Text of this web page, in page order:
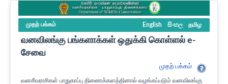
முதற் பக்கம் English සිංහල தமிழ
வனவிலங்கு பங்களாக்கள் ஒதுக்கி கொள்ளல் e-
சேவை
முதற் பக்கம்
வனசீவராசிகள் பாதுகாப்பு திணைக்களத்தினால் வழங்கப்படும் வனவிலங்கு